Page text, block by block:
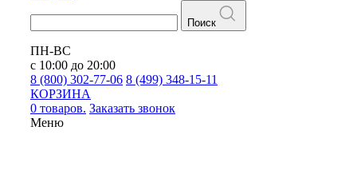
Поиск
ПН-ВС
с 10:00 до 20:00
8 (800) 302-77-06 8 (499) 348-15-11
КОРЗИНА
0 товаров. Заказать звонок
Меню